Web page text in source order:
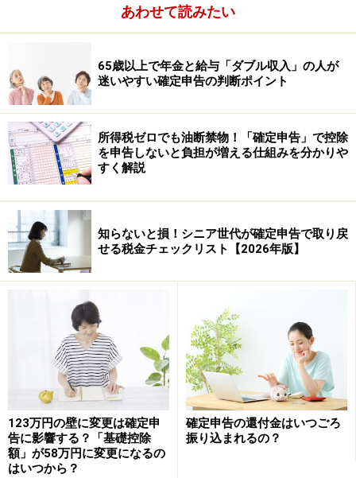
「申告分離」「損益通算」「損失繰越」が
2011年までは取引方法によって税金のかかり方や確定申
告の手順が異なりましたが、現在ではどちらを選んでも
同じです。取引方法によって税の扱いが異なる分かりに
くさ、店頭取引と取引所取引の間で損益通算ができない
不便さなどが解消され、シンプルになりました。
FXの利益は、ほかの所得とは切り離して税額の計算をす
あわせて読みたい
65歳以上で年金と給与「ダブル収入」の人が
迷いやすい確定申告の判断ポイント
所得税ゼロでも油断禁物！「確定申告」で控除
を申告しないと負担が増える仕組みを分かりや
すく解説
知らないと損！シニア世代が確定申告で取り戻
せる税金チェックリスト【2026年版】
123万円の壁に変更は確定申
告に影響する？「基礎控除
額」が58万円に変更になるの
はいつから？
確定申告の還付金はいつごろ
振り込まれるの？